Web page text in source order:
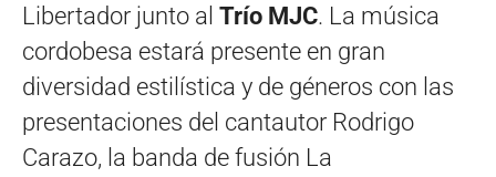
Libertador junto al Trío MJC. La música
cordobesa estará presente en gran
diversidad estilística y de géneros con las
presentaciones del cantautor Rodrigo
Carazo, la banda de fusión La